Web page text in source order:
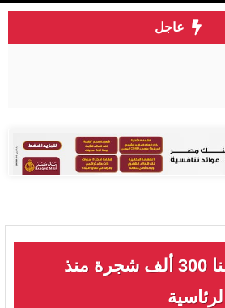
عاجل
صارمة لجراح مصري في
الإسكندرية: زرعنا 300 ألف شجرة منذ